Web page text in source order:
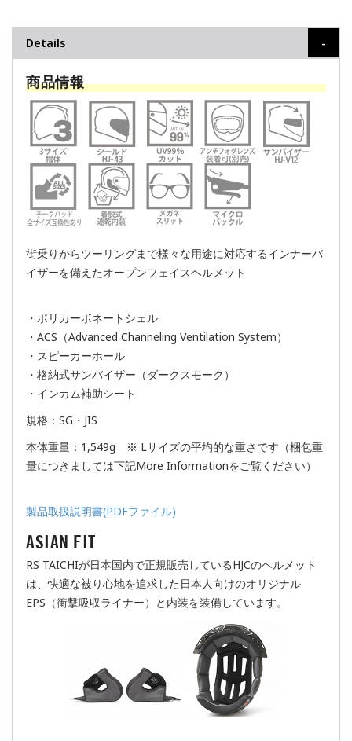
Details
商品情報
街乗りからツーリングまで様々な用途に対応するインナーバ
イザーを備えたオープンフェイスヘルメット
・ポリカーボネートシェル
・ACS（Advanced Channeling Ventilation System）
・スピーカーホール
・格納式サンバイザー（ダークスモーク）
・インカム補助シート
規格：SG・JIS
本体重量：1,549g ※ Lサイズの平均的な重さです（梱包重
量につきましては下記More Informationをご覧ください）
製品取扱説明書(PDFファイル)
ASIAN FIT
RS TAICHIが日本国内で正規販売しているHJCのヘルメット
は、快適な被り心地を追求した日本人向けのオリジナル
EPS（衝撃吸収ライナー）と内装を装備しています。